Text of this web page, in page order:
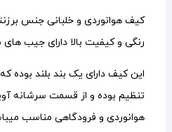
کیف هوانوردی و خلبانی جنس
رنگی و کیفیت بالا دارای جیب
این کیف دارای یک بند بلند بوده
تنظیم بوده و از قسمت سرشانه
هوانوردی و فرودگاهی مناسب